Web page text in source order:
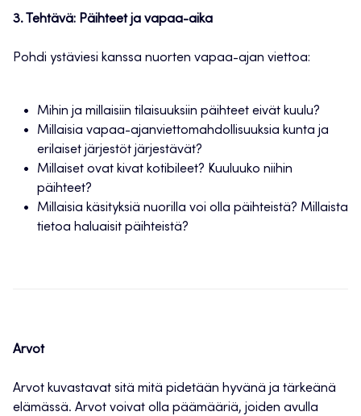
3. Tehtävä: Päihteet ja vapaa-aika
Pohdi ystäviesi kanssa nuorten vapaa-ajan viettoa:
Mihin ja millaisiin tilaisuuksiin päihteet eivät kuulu?
Millaisia vapaa-ajanviettomahdollisuuksia kunta ja
erilaiset järjestöt järjestävät?
Millaiset ovat kivat kotibileet? Kuuluuko niihin
päihteet?
Millaisia käsityksiä nuorilla voi olla päihteistä? Millaista
tietoa haluaisit päihteistä?
Arvot
Arvot kuvastavat sitä mitä pidetään hyvänä ja tärkeänä
elämässä. Arvot voivat olla päämääriä, joiden avulla